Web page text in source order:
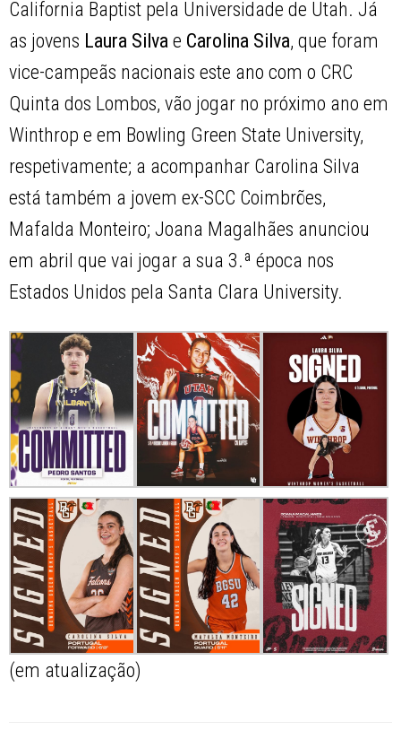
California Baptist pela Universidade de Utah. Já
as jovens Laura Silvae Carolina Silva, que foram
vice-campeãs nacionais este ano com o CRC
Quinta dos Lombos, vão jogar no próximo ano em
Winthrop e em Bowling Green State University,
respetivamente; a acompanhar Carolina Silva
está também a jovem ex-SCC Coimbrões,
Mafalda Monteiro; Joana Magalhães anunciou
em abril que vai jogar a sua 3.ª época nos
Estados Unidos pela Santa Clara University.
(em atualização)